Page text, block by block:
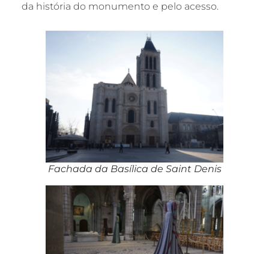
da história do monumento e pelo acesso.
Fachada da Basílica de Saint Denis